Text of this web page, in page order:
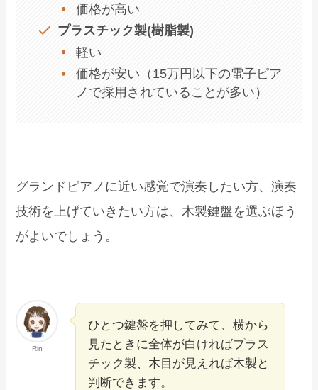
価格が高い
プラスチック製(樹脂製)
軽い
価格が安い（15万円以下の電子ピア
ノで採用されていることが多い）
グランドピアノに近い感覚で演奏したい方、演奏
技術を上げていきたい方は、木製鍵盤を選ぶほう
がよいでしょう。
Rin
ひとつ鍵盤を押してみて、横から
見たときに全体が白ければプラス
チック製、木目が見えれば木製と
判断できます。